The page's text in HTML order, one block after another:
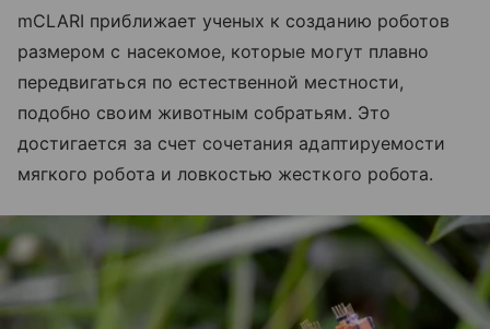
mCLARI приближает ученых к созданию роботов
размером с насекомое, которые могут плавно
передвигаться по естественной местности,
подобно своим животным собратьям. Это
достигается за счет сочетания адаптируемости
мягкого робота и ловкостью жесткого робота.